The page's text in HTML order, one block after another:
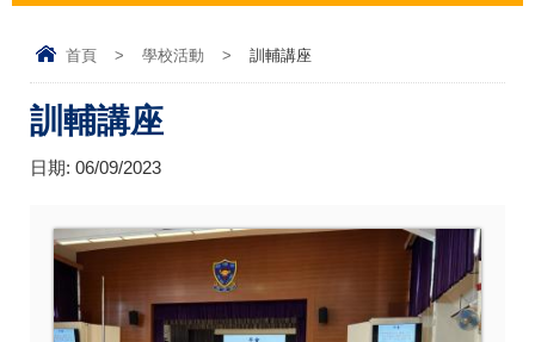
首頁 > 學校活動 > 訓輔講座
訓輔講座
日期: 06/09/2023